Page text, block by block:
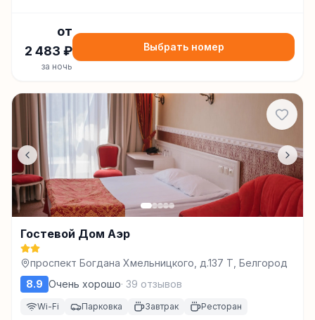
от
2 483 ₽
за ночь
Выбрать номер
Гостевой Дом Аэр
проспект Богдана Хмельницкого, д.137 Т, Белгород
8.9 Очень хорошо· 39 отзывов
Wi-Fi Парковка Завтрак Ресторан